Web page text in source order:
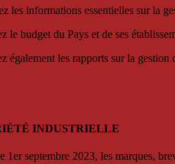
les informations essentielles sur la
le budget du Pays et de ses
également les rapports sur la
INDUSTRIELLE
1er septembre 2023, les marques,